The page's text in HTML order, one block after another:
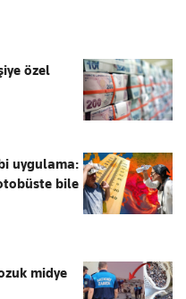
özel
uygulama:
bile
midye